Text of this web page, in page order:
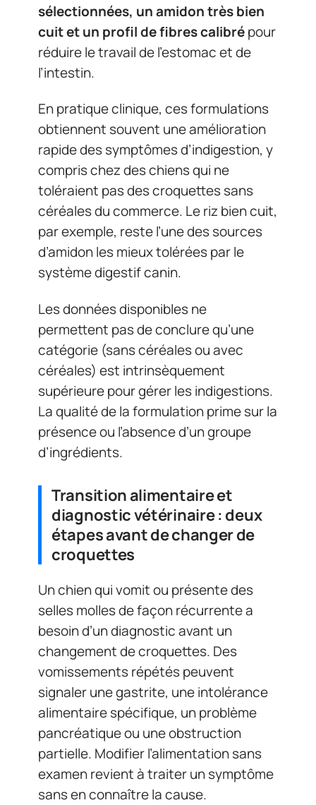
sélectionnées, un amidon très bien
cuit et un profil de fibres calibrépour
réduire le travail de l’estomac et de
l’intestin.
En pratique clinique, ces formulations
obtiennent souvent une amélioration
rapide des symptômes d’indigestion, y
compris chez des chiens qui ne
toléraient pas des croquettes sans
céréales du commerce. Le riz bien cuit,
par exemple, reste l’une des sources
d’amidon les mieux tolérées par le
système digestif canin.
Les données disponibles ne
permettent pas de conclure qu’une
catégorie (sans céréales ou avec
céréales) est intrinsèquement
supérieure pour gérer les indigestions.
La qualité de la formulation prime sur la
présence ou l’absence d’un groupe
d’ingrédients.
Transition alimentaire et
diagnostic vétérinaire : deux
étapes avant de changer de
croquettes
Un chien qui vomit ou présente des
selles molles de façon récurrente a
besoin d’un diagnostic avant un
changement de croquettes. Des
vomissements répétés peuvent
signaler une gastrite, une intolérance
alimentaire spécifique, un problème
pancréatique ou une obstruction
partielle. Modifier l’alimentation sans
examen revient à traiter un symptôme
sans en connaître la cause.